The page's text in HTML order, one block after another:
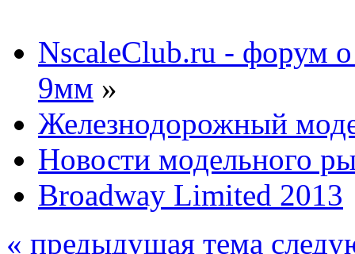
NscaleClub.ru - форум
9мм »
Железнодорожный
Новости модельного
Broadway Limited 2013
« предыдущая тема